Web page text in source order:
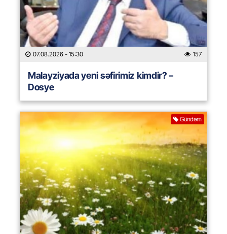
07.08.2026 - 15:30 157
Malayziyada yeni səfirimiz kimdir? –
Dosye
Gündəm